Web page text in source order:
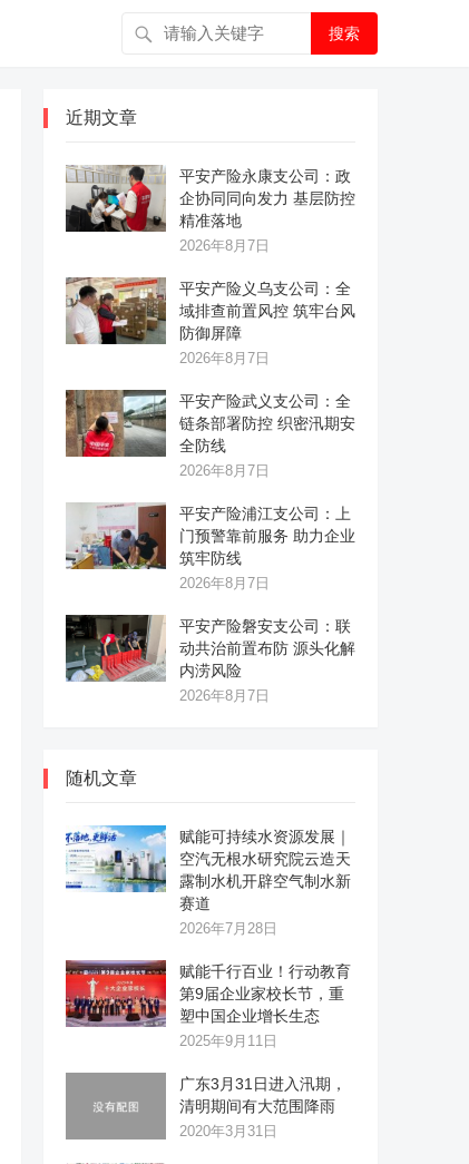
搜索
近期文章
平安产险永康支公司：政
企协同同向发力 基层防控
精准落地
2026年8月7日
平安产险义乌支公司：全
域排查前置风控 筑牢台风
防御屏障
2026年8月7日
平安产险武义支公司：全
链条部署防控 织密汛期安
全防线
2026年8月7日
平安产险浦江支公司：上
门预警靠前服务 助力企业
筑牢防线
2026年8月7日
平安产险磐安支公司：联
动共治前置布防 源头化解
内涝风险
2026年8月7日
随机文章
赋能可持续水资源发展｜
空汽无根水研究院云造天
露制水机开辟空气制水新
赛道
2026年7月28日
赋能千行百业！行动教育
第9届企业家校长节，重
塑中国企业增长生态
2025年9月11日
广东3月31日进入汛期，
清明期间有大范围降雨
2020年3月31日